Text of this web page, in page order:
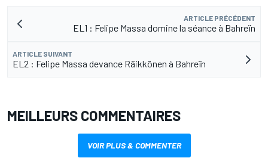
ARTICLE PRÉCÉDENT
EL1 : Felipe Massa domine la séance à Bahreïn
ARTICLE SUIVANT
EL2 : Felipe Massa devance Räikkönen à Bahreïn
MEILLEURS COMMENTAIRES
VOIR PLUS & COMMENTER